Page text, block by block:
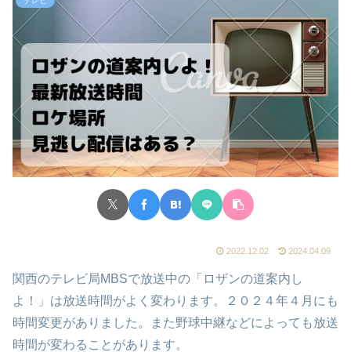
2022.12.02 2024.04.09
関西のテレビ局MBSで放送中の「ロザンの道案内し
よ！」は放送時間がよく変わります。２０２４年４月にも
時間変更がありました。また野球中継などによっても放送
時間が変わることがあります。